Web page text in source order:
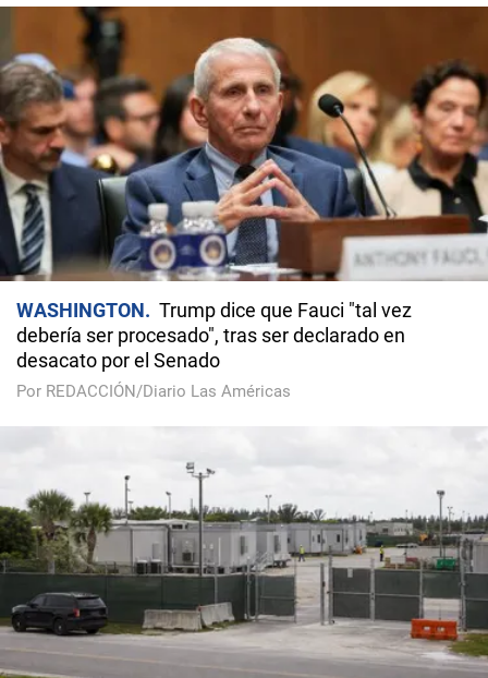
WASHINGTON
Trump dice que Fauci "tal vez
debería ser procesado", tras ser declarado en
desacato por el Senado
Por REDACCIÓN/Diario Las Américas